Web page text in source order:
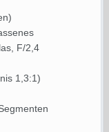
F/2,4
1,3:1)